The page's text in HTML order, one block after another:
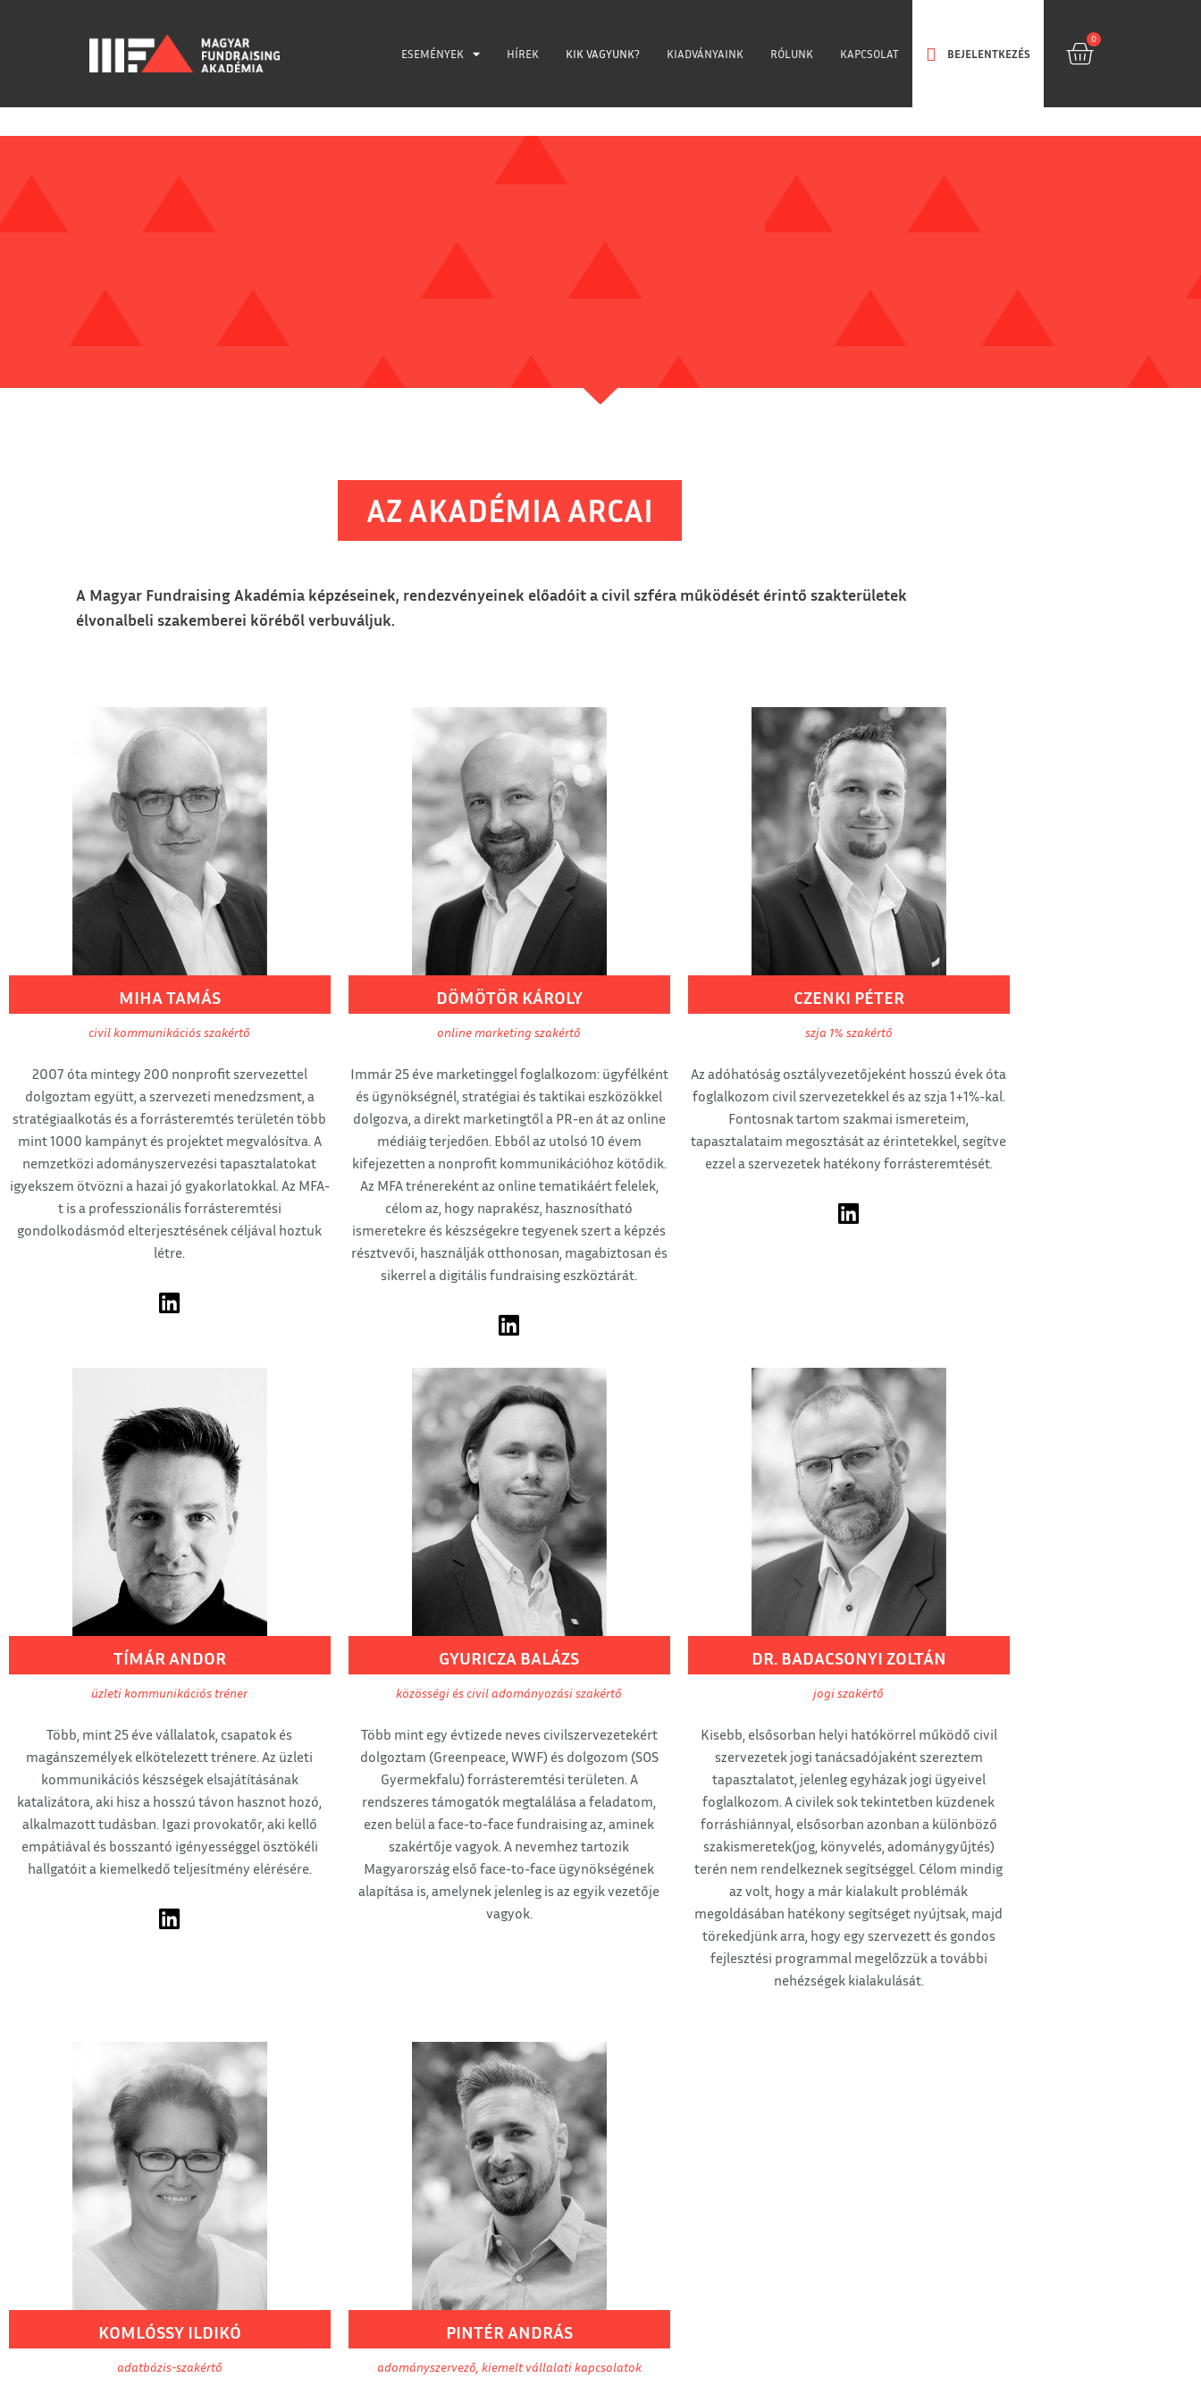
ESEMÉNYEK HÍREK KIK VAGYUNK? KIADVÁNYAINK RÓLUNK KAPCSOLAT BEJELENTKEZÉS
0
AZ AKADÉMIA ARCAI
A Magyar Fundraising Akadémia képzéseinek, rendezvényeinek előadóit a civil szféra működését érintő szakterületek
élvonalbeli szakemberei köréből verbuváljuk.
MIHA TAMÁS
civil kommunikációs szakértő
2007 óta mintegy 200 nonprofit szervezettel
dolgoztam együtt, a szervezeti menedzsment, a
stratégiaalkotás és a forrásteremtés területén több
mint 1000 kampányt és projektet megvalósítva. A
nemzetközi adományszervezési tapasztalatokat
igyekszem ötvözni a hazai jó gyakorlatokkal. Az MFA-
t is a professzionális forrásteremtési
gondolkodásmód elterjesztésének céljával hoztuk
létre.
DÖMÖTÖR KÁROLY
online marketing szakértő
Immár 25 éve marketinggel foglalkozom: ügyfélként
és ügynökségnél, stratégiai és taktikai eszközökkel
dolgozva, a direkt marketingtől a PR-en át az online
médiáig terjedően. Ebből az utolsó 10 évem
kifejezetten a nonprofit kommunikációhoz kötődik.
Az MFA trénereként az online tematikáért felelek,
célom az, hogy naprakész, hasznosítható
ismeretekre és készségekre tegyenek szert a képzés
résztvevői, használják otthonosan, magabiztosan és
sikerrel a digitális fundraising eszköztárát.
CZENKI PÉTER
szja 1% szakértő
Az adóhatóság osztályvezetőjeként hosszú évek óta
foglalkozom civil szervezetekkel és az szja 1+1%-kal.
Fontosnak tartom szakmai ismereteim,
tapasztalataim megosztását az érintetekkel, segítve
ezzel a szervezetek hatékony forrásteremtését.
TÍMÁR ANDOR
üzleti kommunikációs tréner
Több, mint 25 éve vállalatok, csapatok és
magánszemélyek elkötelezett trénere. Az üzleti
kommunikációs készségek elsajátításának
katalizátora, aki hisz a hosszú távon hasznot hozó,
alkalmazott tudásban. Igazi provokatőr, aki kellő
empátiával és bosszantó igényességgel ösztökéli
hallgatóit a kiemelkedő teljesítmény elérésére.
GYURICZA BALÁZS
közösségi és civil adományozási szakértő
Több mint egy évtizede neves civilszervezetekért
dolgoztam (Greenpeace, WWF) és dolgozom (SOS
Gyermekfalu) forrásteremtési területen. A
rendszeres támogatók megtalálása a feladatom,
ezen belül a face-to-face fundraising az, aminek
szakértője vagyok. A nevemhez tartozik
Magyarország első face-to-face ügynökségének
alapítása is, amelynek jelenleg is az egyik vezetője
vagyok.
DR. BADACSONYI ZOLTÁN
jogi szakértő
Kisebb, elsősorban helyi hatókörrel működő civil
szervezetek jogi tanácsadójaként szereztem
tapasztalatot, jelenleg egyházak jogi ügyeivel
foglalkozom. A civilek sok tekintetben küzdenek
forráshiánnyal, elsősorban azonban a különböző
szakismeretek(jog, könyvelés, adománygyűjtés)
terén nem rendelkeznek segítséggel. Célom mindig
az volt, hogy a már kialakult problémák
megoldásában hatékony segítséget nyújtsak, majd
törekedjünk arra, hogy egy szervezett és gondos
fejlesztési programmal megelőzzük a további
nehézségek kialakulását.
KOMLÓSSYILDIKÓ
adatbázis-szakértő
PINTÉR ANDRÁS
adományszervező, kiemelt vállalati kapcsolatok